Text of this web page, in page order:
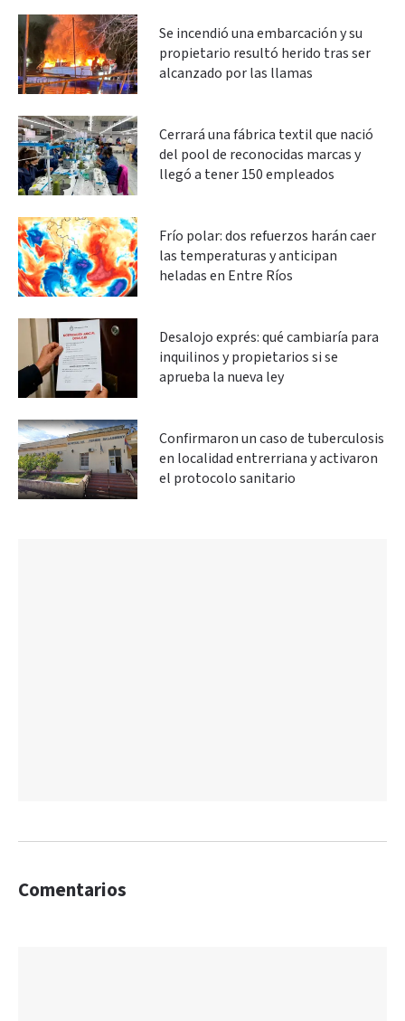
Se incendió una embarcación y su
propietario resultó herido tras ser
alcanzado por las llamas
Cerrará una fábrica textil que nació
del pool de reconocidas marcas y
llegó a tener 150 empleados
Frío polar: dos refuerzos harán caer
las temperaturas y anticipan
heladas en Entre Ríos
Desalojo exprés: qué cambiaría para
inquilinos y propietarios si se
aprueba la nueva ley
Confirmaron un caso de tuberculosis
en localidad entrerriana y activaron
el protocolo sanitario
Comentarios